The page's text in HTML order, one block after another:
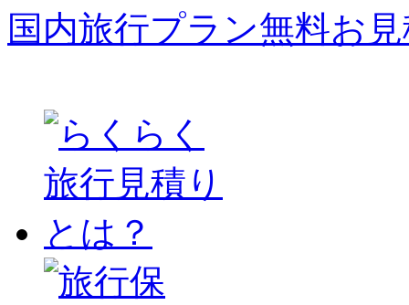
国内旅行プラン無料お